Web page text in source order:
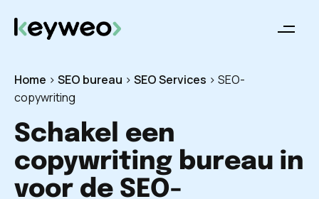
Home > SEO bureau > SEO Services > SEO-
copywriting
Schakel een
copywriting bureau in
voor de SEO-